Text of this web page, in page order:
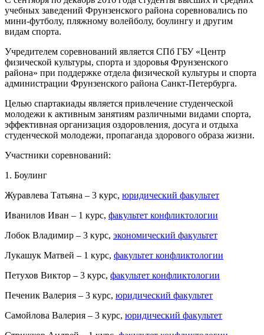
учебных заведений Фрунзенского района соревновались по
мини-футболу, пляжному волейболу, боулингу и другим
видам спорта.
Учредителем соревнований является СПб ГБУ «Центр
физической культуры, спорта и здоровья Фрунзенского
района» при поддержке отдела физической культуры и спорта
администрации Фрунзенского района Санкт-Петербурга.
Целью спартакиады является привлечение студенческой
молодежи к активным занятиям различными видами спорта,
эффективная организация оздоровления, досуга и отдыха
студенческой молодежи, пропаганда здорового образа жизни.
Участники соревнований:
1. Боулинг
Журавлева Татьяна – 3 курс, юридический факультет
Иванилов Иван – 1 курс, факультет конфликтологии
Лобок Владимир – 3 курс, экономический факультет
Лукашук Матвей – 1 курс, факультет конфликтологии
Петухов Виктор – 3 курс, факультет конфликтологии
Печеник Валерия – 3 курс, юридический факультет
Самойлова Валерия – 3 курс, юридический факультет